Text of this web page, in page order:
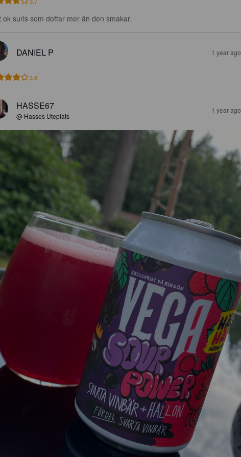
ok suris som doftar mer än den smakar.
DANIEL P 1 year ago
3.8
HASSE67
@ Hasses Uteplats
1 year ago